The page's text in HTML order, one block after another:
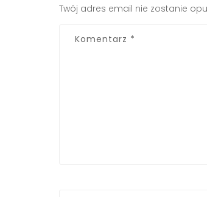
Twój adres email nie zostanie